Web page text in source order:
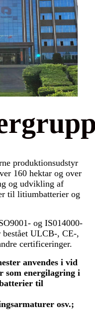
produktionsudstyr
160 hektar og over
og udvikling af
til litiumbatterier og
og IS014000-
bestået ULCB-, CE-,
certificeringer.
anvendes i vid
som energilagring i
til
osv.;